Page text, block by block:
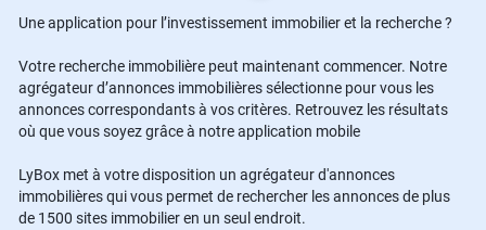
Une application pour l’investissement immobilier et la recherche ?
Votre recherche immobilière peut maintenant commencer. Notre
agrégateur d’annonces immobilières sélectionne pour vous les
annonces correspondants à vos critères. Retrouvez les résultats
où que vous soyez grâce à notre application mobile
LyBox met à votre disposition un agrégateur d'annonces
immobilières qui vous permet de rechercher les annonces de plus
de 1500 sites immobilier en un seul endroit.